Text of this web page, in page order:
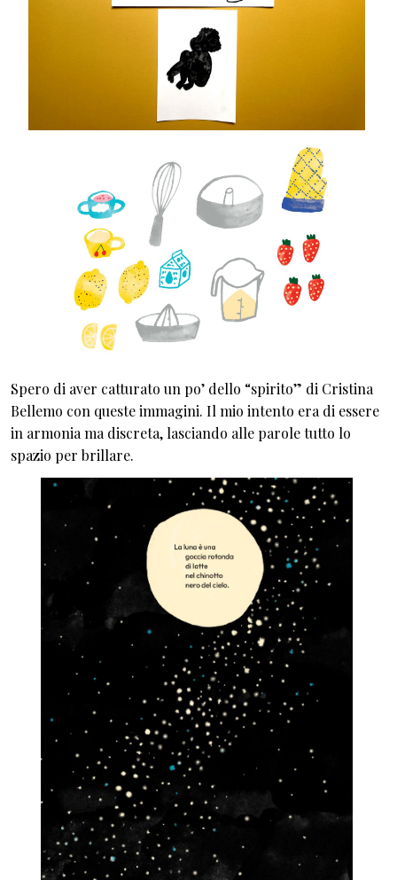
Spero di aver catturato un po’ dello “spirito” di Cristina
Bellemo con queste immagini. Il mio intento era di essere
in armonia ma discreta, lasciando alle parole tutto lo
spazio per brillare.